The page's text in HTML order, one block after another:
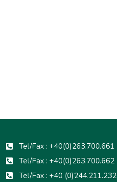
Tel/Fax : +40(0)263.700.661
Tel/Fax : +40(0)263.700.662
Tel/Fax : +40 (0)244.211.232